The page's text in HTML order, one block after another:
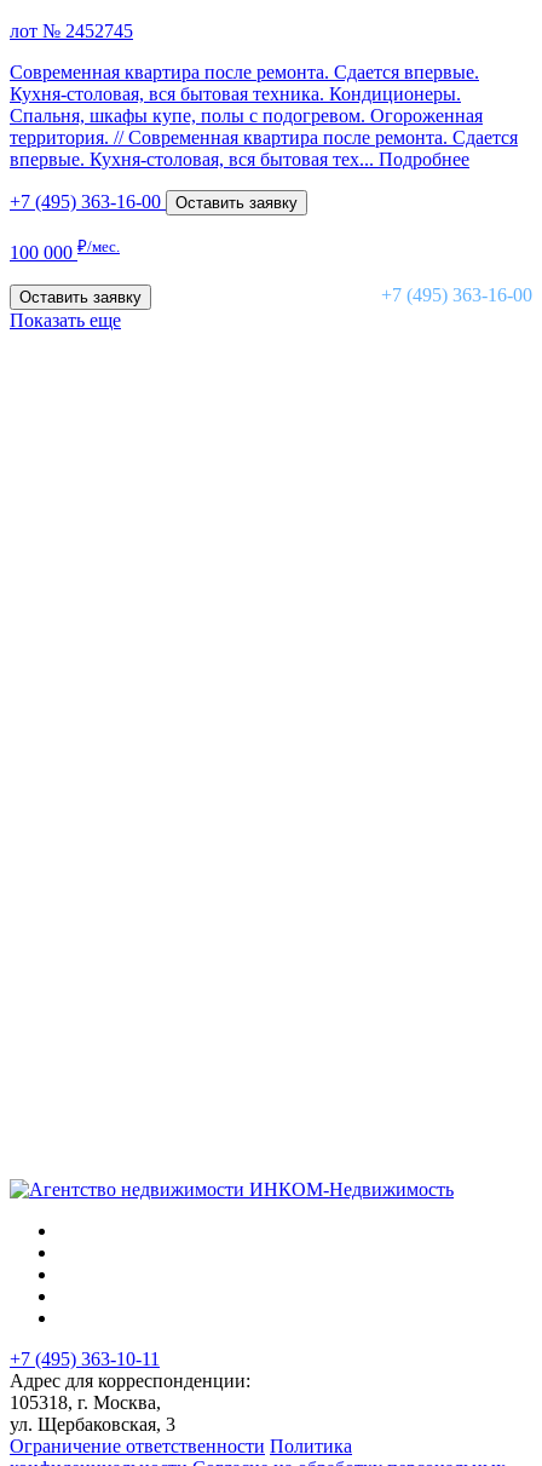
лот № 2452745
Современная квартира после ремонта. Сдается впервые.
Кухня-столовая, вся бытовая техника. Кондиционеры.
Спальня, шкафы купе, полы с подогревом. Огороженная
территория. // Современная квартира после ремонта. Сдается
впервые. Кухня-столовая, вся бытовая тех... Подробнее
+7 (495) 363-16-00 Оставить заявку
100 000 ₽/мес.
+7 (495) 363-16-00
Оставить заявку
Показать еще
+7 (495) 363-10-11
Адрес для корреспонденции:
105318, г. Москва,
ул. Щербаковская, 3
Ограничение ответственности Политика